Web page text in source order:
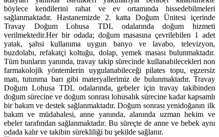
böylece kendilerini rahat ve ev ortamında hissedebilmeleri
sağlanmaktadır. Hastanemizde 2. katta Doğum Ünitesi içerinde
Travay Doğum Lohusa TDL odalarında doğum hizmeti
verilmektedir.Her bir odada; doğum masasına çevrilebilen 1 adet
yatak, şahsi kullanıma uygun banyo ve lavabo, televizyon,
buzdolabı, refakatçi koltuğu, dolap, yemek masası bulunmaktadır.
Tüm bunların yanında, travay takip sürecinde kullanabilecekleri non
farmakolojik yöntemlerin uygulanabileceği pilates topu, egzersiz
matı, tutunma barı gibi materyallerimiz de bulunmaktadır. Travay
Doğum Lohusa TDL odalarında, gebeler için travay takibinden
doğum sürecine ve doğum sonrası lohusalık sürecine kadar kapsamlı
bir bakım ve destek sağlanmaktadır. Doğum sonrası yenidoğanın ilk
bakım ve müdahalesi, anne yanında, alanında uzman hekim ve
ebeler tarafından sağlanmaktadır. Bu süreçte de anne ve bebek aynı
odada kalır ve takibin sürekliliği bu şekilde sağlanır.